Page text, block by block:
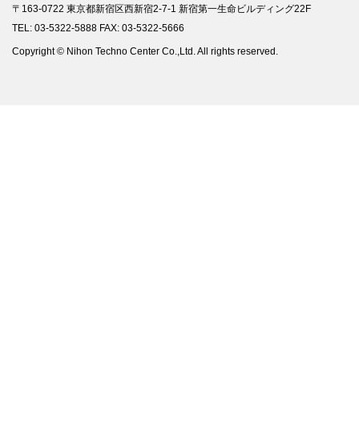
〒163-0722 東京都新宿区西新宿2-7-1 新宿第一生命ビルディング22F
TEL: 03-5322-5888 FAX: 03-5322-5666
Copyright © Nihon Techno Center Co.,Ltd. All rights reserved.